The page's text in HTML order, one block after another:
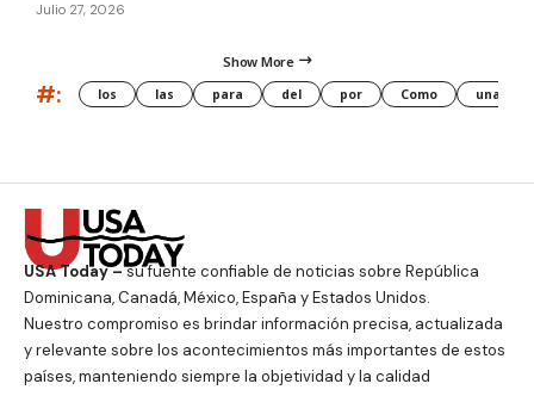
Julio 27, 2026
Show More
#: los las para del por Como una
USA Today –su fuente confiable de noticias sobre República
Dominicana, Canadá, México, España y Estados Unidos.
Nuestro compromiso es brindar información precisa, actualizada
y relevante sobre los acontecimientos más importantes de estos
países, manteniendo siempre la objetividad y la calidad